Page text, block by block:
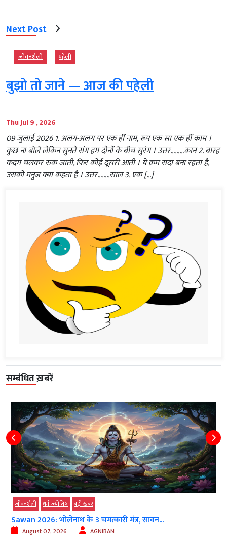
Next Post
जीवनशैली पहेली
बुझो तो जाने — आज की पहेली
Thu Jul 9 , 2026
09 जुलाई 2026 1. अलग-अलग पर एक हीं नाम, रूप एक सा एक हीं काम ।
कुछ ना बोले लेकिन सुनते संग हम दोनों के बीच सुरंग । उत्तर………कान 2. बारह
कदम चलकर रुक जाती, फिर कोई दूसरी आती । ये क्रम सदा बना रहता है,
उसको मनुज क्या कहता है । उत्तर……..साल 3. एक […]
सम्बंधित ख़बरें
जीवनशैली धर्म-ज्‍योतिष बड़ी खबर
Sawan 2026: भोलेनाथ के 3 चमत्कारी मंत्र, सावन...
August 07, 2026 AGNIBAN